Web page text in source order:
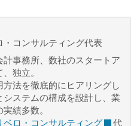
コンサルティング代表
事務所、数社のスタートア
独立。
法を徹底的にヒアリングし
ステムの構成を設計し、業
績多数。
ベロ・コンサルティング
代